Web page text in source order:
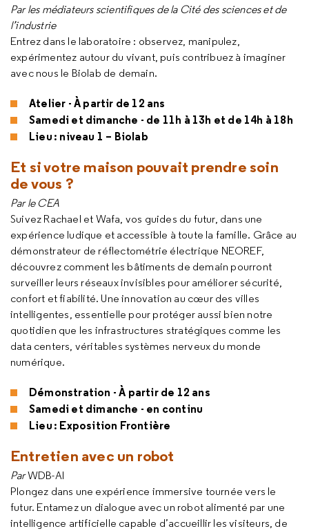
Par les médiateurs scientifiques de la Cité des sciences et de
l’industrie
Entrez dans le laboratoire : observez, manipulez,
expérimentez autour du vivant, puis contribuez à imaginer
avec nous le Biolab de demain.
Atelier - À partir de 12 ans
Samedi et dimanche - de 11h à 13h et de 14h à 18h
Lieu : niveau 1 – Biolab
Et si votre maison pouvait prendre soin
de vous ?
Par le CEA
Suivez Rachael et Wafa, vos guides du futur, dans une
expérience ludique et accessible à toute la famille. Grâce au
démonstrateur de réflectométrie électrique NEOREF,
découvrez comment les bâtiments de demain pourront
surveiller leurs réseaux invisibles pour améliorer sécurité,
confort et fiabilité. Une innovation au cœur des villes
intelligentes, essentielle pour protéger aussi bien notre
quotidien que les infrastructures stratégiques comme les
data centers, véritables systèmes nerveux du monde
numérique.
Démonstration - À partir de 12 ans
Samedi et dimanche - en continu
Lieu : Exposition Frontière
Entretien avec un robot
ParWDB-AI
Plongez dans une expérience immersive tournée vers le
futur. Entamez un dialogue avec un robot alimenté par une
intelligence artificielle capable d’accueillir les visiteurs, de